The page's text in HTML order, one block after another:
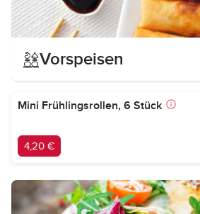
Vorspeisen
Mini Frühlingsrollen, 6 Stück
4,20 €